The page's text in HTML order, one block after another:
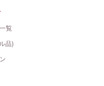
覧
品)